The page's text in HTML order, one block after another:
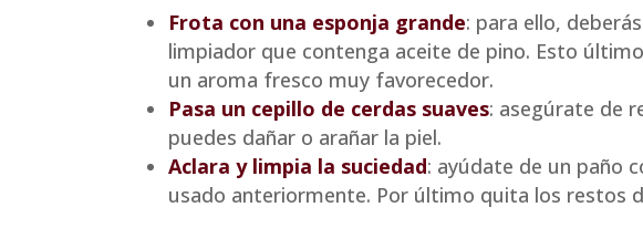
Frota con una esponja grande: para ello,
limpiador que contenga aceite de pino. Esto
un aroma fresco muy favorecedor.
Pasa un cepillo de cerdas suaves: asegúrate de
puedes dañar o arañar la piel.
Aclara y limpia la suciedad: ayúdate de un paño
usado anteriormente. Por último quita los restos